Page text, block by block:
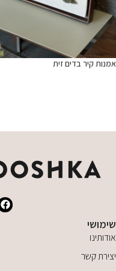
אמנות קיר בדים זית
שימושי
אודותינו
יצירת קשר